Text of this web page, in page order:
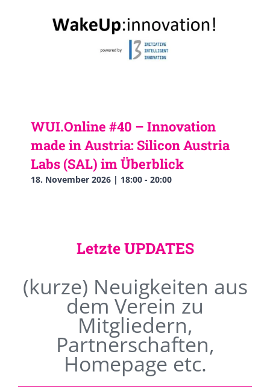
WUI.Online #40 – Innovation
made in Austria: Silicon Austria
Labs (SAL) im Überblick
18. November 2026 | 18:00 - 20:00
Letzte UPDATES
(kurze) Neuigkeiten aus
dem Verein zu
Mitgliedern,
Partnerschaften,
Homepage etc.